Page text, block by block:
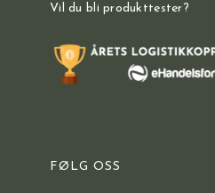
Vil du bli produkttester?
FØLG OSS